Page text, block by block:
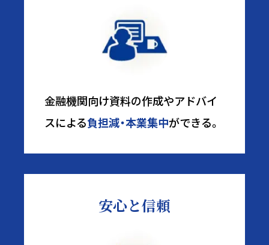
金融機関向け資料の作成やアドバイ
スによる負担減・本業集中ができる。
安心と信頼